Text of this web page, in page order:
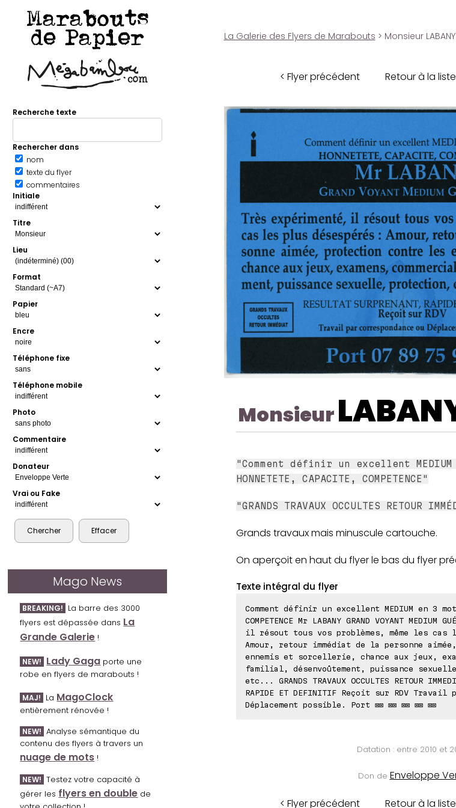
Marabouts
de Papier
Recherche texte
Rechercher dans
nom
texte du flyer
commentaires
Initiale
Titre
Lieu
Format
Papier
Encre
Téléphone fixe
Téléphone mobile
Photo
Commentaire
Donateur
Vrai ou Fake
Mago News
BREAKING! La barre des 3000
flyers est dépassée dans La
Grande Galerie !
NEW! Lady Gaga porte une
robe en flyers de marabouts !
MAJ! La MagoClock
entièrement rénovée !
NEW! Analyse sémantique du
contenu des flyers à travers un
nuage de mots !
NEW! Testez votre capacité à
gérer les flyers en double de
La Galerie des Flyers de Marabouts > Monsieur LABANY
< Flyer précédent Retour à la liste
Monsieur
"Comment définir un excellent
HONNETETE, CAPACITE, COMPETENCE"
"GRANDS TRAVAUX OCCULTES RETOUR
Grands travaux mais minuscule cartouche.
On aperçoit en haut du flyer le bas du flyer
Texte intégral du flyer
Comment définir un excellent MEDIUM en 3 mots:
COMPETENCE Mr LABANY GRAND VOYANT MEDIUM
il résout tous vos problèmes, même les cas
Amour, retour immédiat de la personne
ennemis et sorcellerie, chance aux jeux,
familial, désenvoûtement, puissance
etc... GRANDS TRAVAUX OCCULTES RETOUR
RAPIDE ET DEFINITIF Reçoit sur RDV Travail
Déplacement possible. Port ⊠⊠ ⊠⊠ ⊠⊠ ⊠⊠ ⊠⊠
Datation : entre 2010 et
Don de Enveloppe
< Flyer précédent Retour à la liste